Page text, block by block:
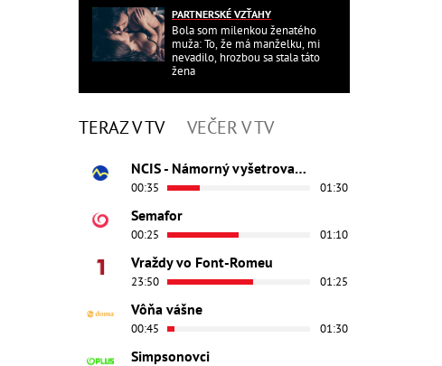
PARTNERSKÉ VZŤAHY
Bola som milenkou ženatého
muža: To, že má manželku, mi
nevadilo, hrozbou sa stala táto
žena
TERAZ V TV VEČER V TV
NCIS - Námorný vyšetrovací úrad
00:35 01:30
Semafor
00:25 01:10
Vraždy vo Font-Romeu
23:50 01:25
Vôňa vášne
00:45 01:30
Simpsonovci